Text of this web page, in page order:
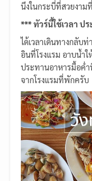
นึงในกระบี่ที่สวยงาม
*** ทัวร์นี้ใช้เวลา ป
ได้เวลาเดินทางกลับ
อินที่โรงแรม อาบน้ำ
ประทานอาหารมื้อค่
จากโรงแรมที่พักครับ